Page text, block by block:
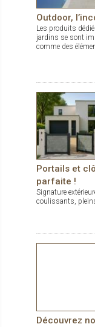
Outdoor,
Les produits
jardins se sont
comme des
Portails et
parfaite !
Signature
coulissants,
Découvrez